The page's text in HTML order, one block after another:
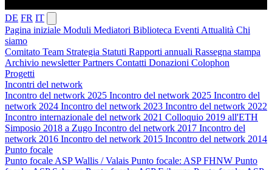
DE FR IT
Pagina iniziale Moduli Mediatori Biblioteca Eventi Attualità Chi
siamo
Comitato Team Strategia Statuti Rapporti annuali Rassegna stampa
Archivio newsletterPartners Contatti Donazioni Colophon
Progetti
Incontri del network
Incontro del network 2025 Incontro del network 2025 Incontro del
network 2024 Incontro del network 2023 Incontro del network 2022
Incontro internazionale del network 2021 Colloquio 2019 all'ETH
Simposio 2018 a Zugo Incontro del network 2017 Incontro del
network 2016 Incontro del network 2015 Incontro del network 2014
Punto focale
Punto focale ASP Wallis / Valais Punto focale: ASP FHNW Punto